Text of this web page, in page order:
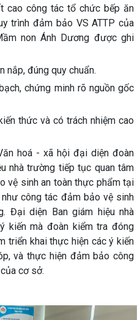
cao công tác tổ chức bếp ăn
trình đảm bảo VS ATTP của
non Ánh Dương được ghi
nắp, đúng quy chuẩn.
chứng minh rõ nguồn gốc
thức và có trách nhiệm cao
hoá - xã hội đại diện đoàn
nhà trường tiếp tục quan tâm
vệ sinh an toàn thực phẩm tại
công tác đảm bảo vệ sinh
Đại diện Ban giám hiệu nhà
kiến mà đoàn kiểm tra đóng
triển khai thực hiện các ý kiến
và thực hiện đảm bảo công
cơ sở.